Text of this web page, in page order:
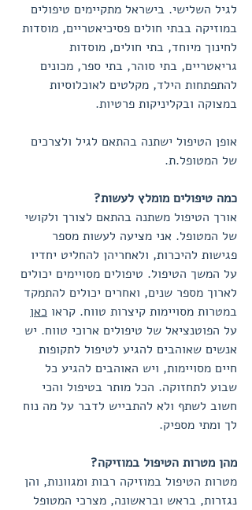
לגיל השלישי. בישראל מתקיימים טיפולים
במוזיקה בבתי חולים פסיכיאטריים, מוסדות
לחינוך מיוחד, בתי חולים, מוסדות
גריאטריים, בתי סוהר, בתי ספר, מכונים
להתפתחות הילד, מקלטים לאוכלוסיות
במצוקה ובקליניקות פרטיות.
אופן הטיפול ישתנה בהתאם לגיל ולצרכים
של המטופל.ת.
כמה טיפולים מומלץ לעשות?
אורך הטיפול משתנה בהתאם לצורך ולקושי
של המטופל. אני מציעה לעשות מספר
פגישות להיכרות, ולאחריהן להחליט יחדיו
על המשך הטיפול. טיפולים מסויימים יכולים
לארוך מספר שנים, ואחרים יכולים להתמקד
במטרות מסויימות קיצרות טווח. קראו כאן
על הפוטנציאל של טיפולים ארוכי טווח. יש
אנשים שאוהבים להגיע לטיפול לתקופות
חיים מסויימות, ויש האוהבים להגיע כל
שבוע לתחזוקה. הכל מותר בטיפול והכי
חשוב לשתף ולא להתבייש לדבר על מה נוח
לך ומתי מספיק.
מהן מטרות הטיפול במוזיקה?
מטרות הטיפול במוזיקה רבות ומגוונות, והן
נגזרות, בראש ובראשונה, מצרכי המטופל